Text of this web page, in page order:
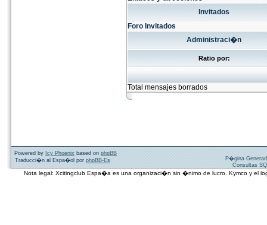
Invitados
Foro Invitados
Administraci�n
Ratio por:
Total mensajes borrados
Powered by Icy Phoenix based on phpBB
Traducci�n al Espa�ol por phpBB-Es
P�gina
Consultas
Nota legal: Xcitingclub Espa�a es una organizaci�n sin �nimo de lucro. Kymco y el